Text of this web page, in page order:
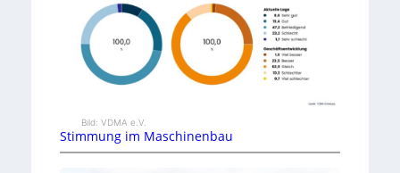
Bild: VDMA e.V.
Stimmung im Maschinenbau